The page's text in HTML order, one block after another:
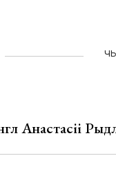
Анастасіі